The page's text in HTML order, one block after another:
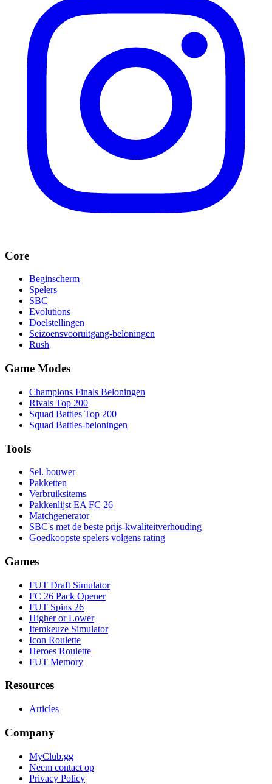
Core
Beginscherm
Spelers
SBC
Evolutions
Doelstellingen
Seizoensvooruitgang-beloningen
Rush
Game Modes
Champions Finals Beloningen
Rivals Top 200
Squad Battles Top 200
Squad Battles-beloningen
Tools
Sel. bouwer
Pakketten
Verbruiksitems
Pakkenlijst EA FC 26
Matchgenerator
SBC's met de beste prijs-kwaliteitverhouding
Goedkoopste spelers volgens rating
Games
FUT Draft Simulator
FC 26 Pack Opener
FUT Spins 26
Higher or Lower
Itemkeuze Simulator
Icon Roulette
Heroes Roulette
FUT Memory
Resources
Articles
Company
MyClub.gg
Neem contact op
Privacy Policy